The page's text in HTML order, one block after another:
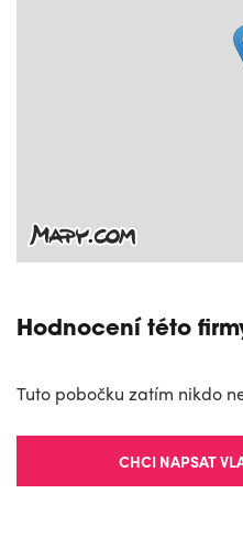
Hodnocení této
Tuto pobočku zatím nikdo
CHCI NAPSAT